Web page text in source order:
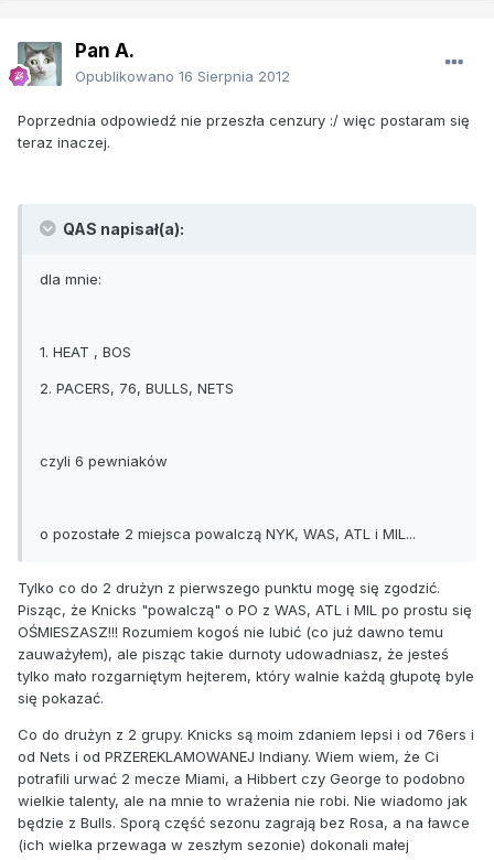
Pan A.
Opublikowano 16 Sierpnia 2012
Poprzednia odpowiedź nie przeszła cenzury :/ więc postaram się
teraz inaczej.
QAS napisał(a):
dla mnie:
1. HEAT , BOS
2. PACERS, 76, BULLS, NETS
czyli 6 pewniaków
o pozostałe 2 miejsca powalczą NYK, WAS, ATL i MIL...
Tylko co do 2 drużyn z pierwszego punktu mogę się zgodzić.
Pisząc, że Knicks "powalczą" o PO z WAS, ATL i MIL po prostu się
OŚMIESZASZ!!! Rozumiem kogoś nie lubić (co już dawno temu
zauważyłem), ale pisząc takie durnoty udowadniasz, że jesteś
tylko mało rozgarniętym hejterem, który walnie każdą głupotę byle
się pokazać.
Co do drużyn z 2 grupy. Knicks są moim zdaniem lepsi i od 76ers i
od Nets i od PRZEREKLAMOWANEJ Indiany. Wiem wiem, że Ci
potrafili urwać 2 mecze Miami, a Hibbert czy George to podobno
wielkie talenty, ale na mnie to wrażenia nie robi. Nie wiadomo jak
będzie z Bulls. Sporą część sezonu zagrają bez Rosa, a na ławce
(ich wielka przewaga w zeszłym sezonie) dokonali małej